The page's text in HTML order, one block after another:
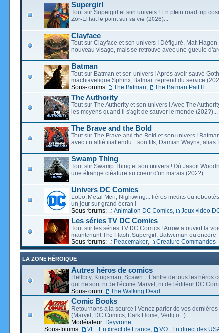
Supergirl
Tout sur Supergirl et son univers ! En plein road trip
Zor-El fait le point sur sa vie (2026)...
Clayface
Tout sur Clayface et son univers ! Défiguré, Matt Hagen
nouveau visage, mais se retrouve avec une gueule
Batman
Tout sur Batman et son univers ! Après avoir sauvé
machiavélique Sphinx, Batman reprend du service
Sous-forums:
The Batman The Batman Part II
The Authority
Tout sur The Authority et son univers ! Avec The
les moyens quand il s'agit de sauver le monde (202?)...
The Brave and the Bold
Tout sur The Brave and the Bold et son univers !
avec un allié inattendu... son fils, Damian Wayne, alias
Swamp Thing
Tout sur Swamp Thing et son univers ! Où Jason
une étrange créature au coeur d'un marais (202?)...
Univers DC Comics
Lobo, Metal Men, Nightwing... héros inédits ou
un jour sur grand écran !
Sous-forums:
Animation DC Comics Jeux vidéo
Les séries TV DC Comics
Tout sur les séries TV DC Comics ! Arrow a ouvert la
maintenant The Flash, Supergirl, Batwoman ou encore
Sous-forums:
Peacemaker Creature Commandos
LA ZONE HÉROÏQUE
Autres héros de comics
Hellboy, Kingsman, Spawn... L'antre de tous les héros
qui ne sont ni de l'écurie Marvel, ni de l'éditeur DC
Sous-forum:
The Walking Dead
Comic Books
Retournons à la source ! Venez parler de vos dernières
(Marvel, DC Comics, Dark Horse, Vertigo...).
Modérateur: Deyvrone
Sous-forums:
VF : En direct de France VO : En direct des